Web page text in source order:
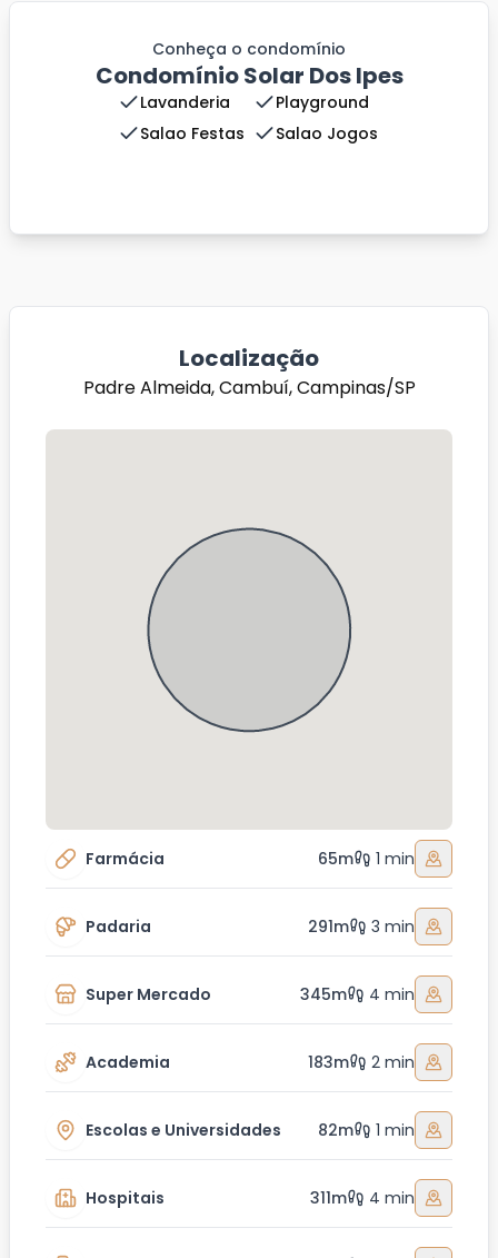
Conheça o condomínio
Condomínio Solar Dos Ipes
Lavanderia
Playground
Salao Festas
Salao Jogos
Localização
Padre Almeida, Cambuí, Campinas/SP
Farmácia 65m 1 min
Padaria 291m 3 min
Super Mercado 345m 4 min
Academia 183m 2 min
Escolas e Universidades 82m 1 min
Hospitais 311m 4 min